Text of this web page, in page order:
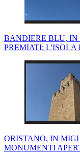
BANDIERE BLU,
PREMIATI: L'ISOLA
ORISTANO, IN
MONUMENTI